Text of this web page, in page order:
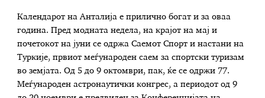
Календарот на Анталија е прилично богат и за оваа
година. Пред модната недела, на крајот на мај и
почетокот на јуни се одржа Саемот Спорт и настани на
Туркије, првиот меѓународен саем за спортски туризам
во земјата. Од 5 до 9 октомври, пак, ќе се одржи 77.
Меѓународен астронаутички конгрес, а периодот од 9